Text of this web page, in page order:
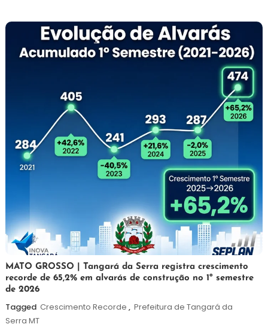
5
de
agosto
de
2026
Maurilio
MATO GROSSO | Tangará da Serra registra crescimento
recorde de 65,2% em alvarás de construção no 1º semestre
de 2026
Tagged Crescimento Recorde , Prefeitura de Tangará da
Serra MT